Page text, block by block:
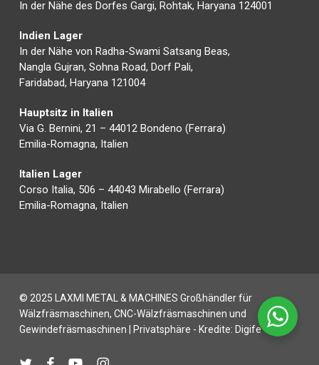
In der Nähe des Dorfes Gargi, Rohtak, Haryana 124001
Indien Lager
In der Nähe von Radha-Swami Satsang Beas,
Nangla Gujran, Sohna Road, Dorf Pali,
Faridabad, Haryana 121004
Hauptsitz in Italien
Via G. Bernini, 21 – 44012 Bondeno (Ferrara)
Emilia-Romagna, Italien
Italien Lager
Corso Italia, 506 – 44043 Mirabello (Ferrara)
Emilia-Romagna, Italien
© 2025 LAXMI METAL & MACHINES Großhändler für
Wälzfräsmaschinen, CNC-Wälzfräsmaschinen und
Gewindefräsmaschinen |
Privatsphäre - Kredite: Digife
zwitschernFacebookYoutubeinstagram